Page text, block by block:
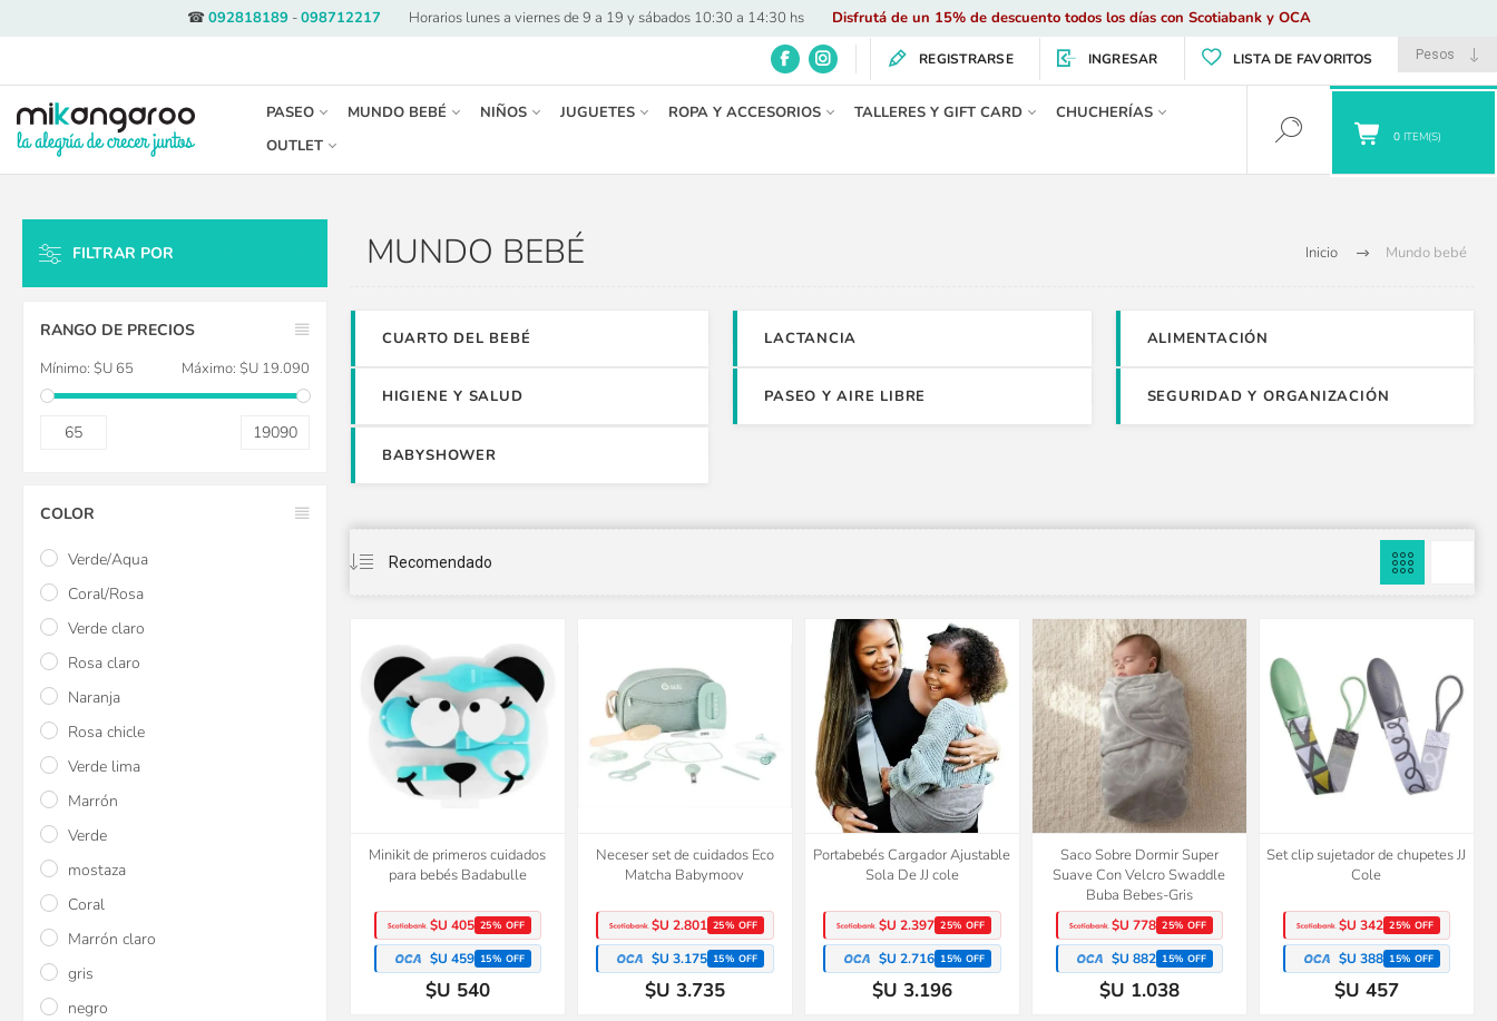
☎092818189-098712217 Horarios lunes a viernes de 9 a 19 y sábados 10:30 a 14:30 hs Disfrutá de un 15% de descuento todos los días con Scotiabank y OCA
REGISTRARSE INGRESAR LISTA DE FAVORITOS
PASEO MUNDO BEBÉ NIÑOS JUGUETES ROPA Y ACCESORIOS TALLERES Y GIFT CARD
CHUCHERÍAS
OUTLET
0 ITEM(S)
Inicio Mundo bebé
MUNDO BEBÉ
CUARTO DEL BEBÉ LACTANCIA ALIMENTACIÓN
HIGIENE Y SALUD PASEO Y AIRE LIBRE SEGURIDAD Y ORGANIZACIÓN
BABYSHOWER
Minikit de primeros cuidados
para bebés Badabulle
$U 405 25% OFF
$U 459 15% OFF
$U 540
Neceser set de cuidados Eco
Matcha Babymoov
$U 2.801 25% OFF
$U 3.175 15% OFF
$U 3.735
Portabebés Cargador Ajustable
Sola De JJ cole
$U 2.397 25% OFF
$U 2.716 15% OFF
$U 3.196
Saco Sobre Dormir Super
Suave Con Velcro Swaddle
Buba Bebes-Gris
$U 778 25% OFF
$U 882 15% OFF
$U 1.038
Set clip sujetador de chupetes JJ
Cole
$U 342 25% OFF
$U 388 15% OFF
$U 457
FILTRAR POR
RANGO DE PRECIOS
Mínimo: $U 65 Máximo: $U 19.090
65 19090
COLOR
Verde/Aqua
Coral/Rosa
Verde claro
Rosa claro
Naranja
Rosa chicle
Verde lima
Marrón
Verde
mostaza
Coral
Marrón claro
gris
negro